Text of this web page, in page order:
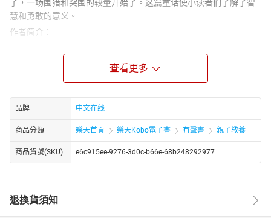
了，一场围猎和突围的较量开始了。这篇童话使小读者们了解了智
慧和勇敢的意义。
作者简介：
会员，世界华人科幻协会少儿专委会副主任，四川省作家协会儿童
文学委员会委员。出版作品100部，计1000多万字，图书总发行量
级战舰》、《太空探险手册》等5部。作品荣获第十届、第十四届和
第十五届“全国输出版优秀图书奖”，以及第四届、第五届、第七届和
第八届“全球华语科幻星云奖最佳原创少儿科幻图书银奖”。作品入选
“中国文艺原创精品出版工程”、“‘十三五’国家重点图书出版规划”、
“安徽省优秀科普作品奖”等各类国家级、省级奖项二十多次。
查看更多
品牌 中文在线
商品分類 樂天首頁 樂天Kobo電子書 有聲書 親子教養
商品貨號(SKU) e6c915ee-9276-3d0c-b66e-68b248292977
退換貨須知